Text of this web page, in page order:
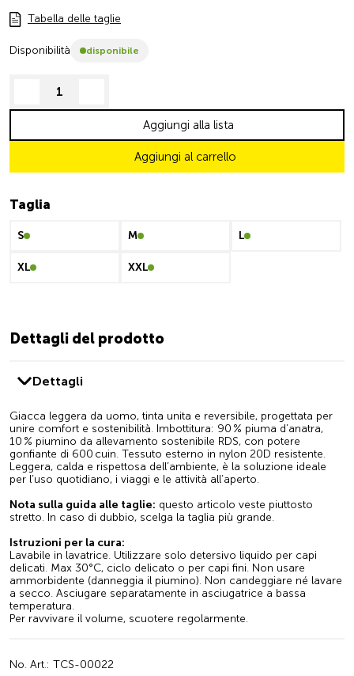
Tabella delle taglie
Disponibilità disponibile
decrease quantity
Aggiungi al carrello
Aggiungi alla lista
Taglia
S M L
XL XXL
Dettagli del prodotto
Dettagli
Giacca leggera da uomo, tinta unita e reversibile, progettata per
unire comfort e sostenibilità. Imbottitura: 90 % piuma d’anatra,
10 % piumino da allevamento sostenibile RDS, con potere
gonfiante di 600 cuin. Tessuto esterno in nylon 20D resistente.
Leggera, calda e rispettosa dell’ambiente, è la soluzione ideale
per l’uso quotidiano, i viaggi e le attività all’aperto.
Nota sulla guida alle taglie: questo articolo veste piuttosto
stretto. In caso di dubbio, scelga la taglia più grande.
Istruzioni per la cura:
Lavabile in lavatrice. Utilizzare solo detersivo liquido per capi
delicati. Max 30°C, ciclo delicato o per capi fini. Non usare
ammorbidente (danneggia il piumino). Non candeggiare né lavare
a secco. Asciugare separatamente in asciugatrice a bassa
temperatura.
Per ravvivare il volume, scuotere regolarmente.
No. Art.: TCS-00022